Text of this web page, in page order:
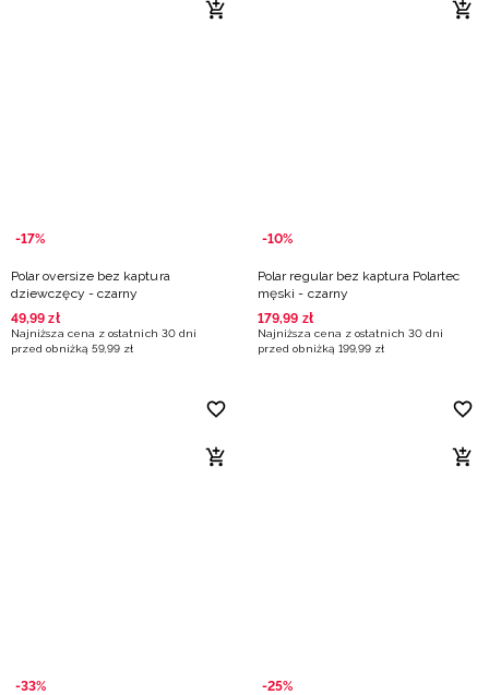
-17%
Polar oversize bez kaptura
dziewczęcy - czarny
49,99 zł
Najniższa cena z ostatnich 30 dni
przed obniżką 59,99 zł
-10%
Polar regular bez kaptura Polartec
męski - czarny
179,99 zł
Najniższa cena z ostatnich 30 dni
przed obniżką 199,99 zł
-33% -25%